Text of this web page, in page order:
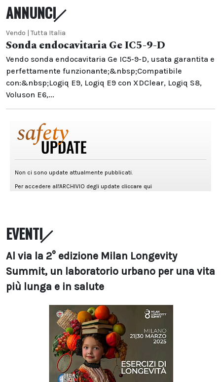
ANNUNCI
Vendo | Tutta Italia
Sonda endocavitaria Ge IC5-9-D
Vendo sonda endocavitaria Ge IC5-9-D, usata garantita e
perfettamente funzionante;&nbsp;Compatibile
con:&nbsp;Logiq E9, Logiq E9 con XDClear, Logiq S8,
Voluson E6,...
EVENTI
Al via la 2° edizione Milan Longevity
Summit, un laboratorio urbano per una vita
più lunga e in salute